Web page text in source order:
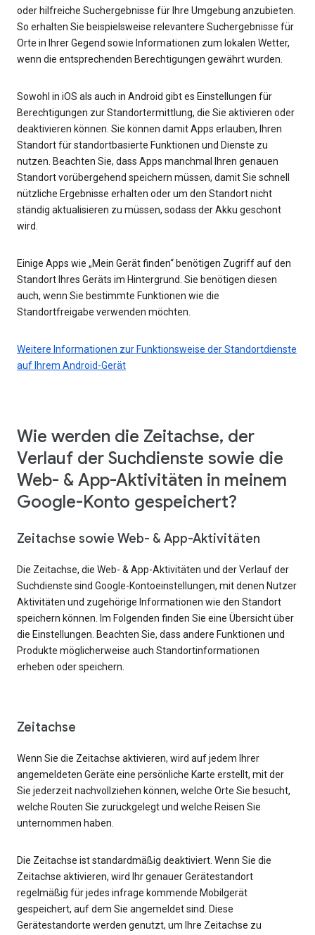
oder hilfreiche Suchergebnisse für Ihre Umgebung anzubieten.
So erhalten Sie beispielsweise relevantere Suchergebnisse für
Orte in Ihrer Gegend sowie Informationen zum lokalen Wetter,
wenn die entsprechenden Berechtigungen gewährt wurden.
Sowohl in iOS als auch in Android gibt es Einstellungen für
Berechtigungen zur Standortermittlung, die Sie aktivieren oder
deaktivieren können. Sie können damit Apps erlauben, Ihren
Standort für standortbasierte Funktionen und Dienste zu
nutzen. Beachten Sie, dass Apps manchmal Ihren genauen
Standort vorübergehend speichern müssen, damit Sie schnell
nützliche Ergebnisse erhalten oder um den Standort nicht
ständig aktualisieren zu müssen, sodass der Akku geschont
wird.
Einige Apps wie „Mein Gerät finden“ benötigen Zugriff auf den
Standort Ihres Geräts im Hintergrund. Sie benötigen diesen
auch, wenn Sie bestimmte Funktionen wie die
Standortfreigabe verwenden möchten.
Weitere Informationen zur Funktionsweise der Standortdienste
auf Ihrem Android-Gerät
Wie werden die Zeitachse, der
Verlauf der Suchdienste sowie die
Web- & App-Aktivitäten in meinem
Google-Konto gespeichert?
Zeitachse sowie Web- & App-Aktivitäten
Die Zeitachse, die Web- & App-Aktivitäten und der Verlauf der
Suchdienste sind Google-Kontoeinstellungen, mit denen Nutzer
Aktivitäten und zugehörige Informationen wie den Standort
speichern können. Im Folgenden finden Sie eine Übersicht über
die Einstellungen. Beachten Sie, dass andere Funktionen und
Produkte möglicherweise auch Standortinformationen
erheben oder speichern.
Zeitachse
Wenn Sie die Zeitachse aktivieren, wird auf jedem Ihrer
angemeldeten Geräte eine persönliche Karte erstellt, mit der
Sie jederzeit nachvollziehen können, welche Orte Sie besucht,
welche Routen Sie zurückgelegt und welche Reisen Sie
unternommen haben.
Die Zeitachse ist standardmäßig deaktiviert. Wenn Sie die
Zeitachse aktivieren, wird Ihr genauer Gerätestandort
regelmäßig für jedes infrage kommende Mobilgerät
gespeichert, auf dem Sie angemeldet sind. Diese
Gerätestandorte werden genutzt, um Ihre Zeitachse zu